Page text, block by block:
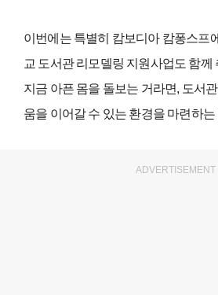
이번에는 특별히 캄보디아 캄퐁스프
교 도서관 리모델링 지원사업도 함께
지금 아픈 몸을 돌보는 거라면, 도서
움을 이어갈 수 있는 환경을 마련하
ADVERTISEMENT